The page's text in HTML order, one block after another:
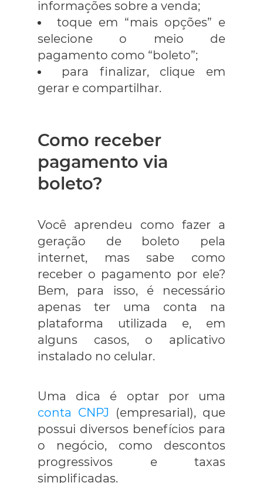
informações sobre a venda;
toque em “mais opções” e
selecione o meio de
pagamento como “boleto”;
para finalizar, clique em
gerar e compartilhar.
Como receber
pagamento via
boleto?
Você aprendeu como fazer a
geração de boleto pela
internet, mas sabe como
receber o pagamento por ele?
Bem, para isso, é necessário
apenas ter uma conta na
plataforma utilizada e, em
alguns casos, o aplicativo
instalado no celular.
Uma dica é optar por uma
conta CNPJ (empresarial), que
possui diversos benefícios para
o negócio, como descontos
progressivos e taxas
simplificadas.